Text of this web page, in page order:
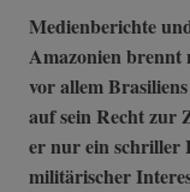
Medienberichte
Amazonien brennt
vor allem
auf sein Recht zur
er nur ein schriller
militärischer